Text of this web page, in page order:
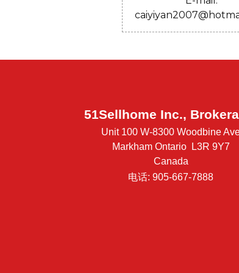
51Sellhome Inc.,
Unit 100 W-8300 Woodbine
Markham Ontario L3R 9Y7
Canada
电话: 905-667-7888